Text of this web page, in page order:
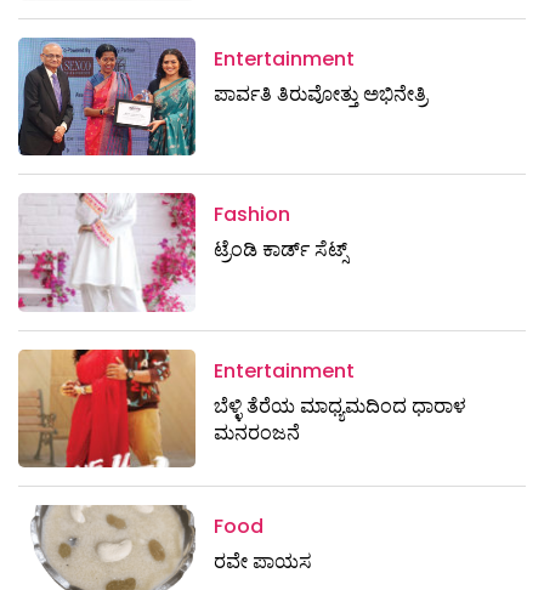
Entertainment
ಪಾರ್ವತಿ ತಿರುವೋತ್ತು ಅಭಿನೇತ್ರಿ
Fashion
ಟ್ರೆಂಡಿ ಕಾರ್ಡ್‌ ಸೆಟ್ಸ್
Entertainment
ಬೆಳ್ಳಿ ತೆರೆಯ ಮಾಧ್ಯಮದಿಂದ ಧಾರಾಳ
ಮನರಂಜನೆ
Food
ರವೇ ಪಾಯಸ